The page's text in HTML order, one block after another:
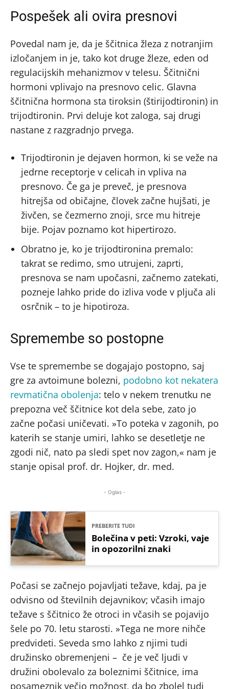
Pospešek ali ovira presnovi
Povedal nam je, da je ščitnica žleza z notranjim
izločanjem in je, tako kot druge žleze, eden od
regulacijskih mehanizmov v telesu. Ščitnični
hormoni vplivajo na presnovo celic. Glavna
ščitnična hormona sta tiroksin (štirijodtironin) in
trijodtironin. Prvi deluje kot zaloga, saj drugi
nastane z razgradnjo prvega.
Trijodtironin je dejaven hormon, ki se veže na
jedrne receptorje v celicah in vpliva na
presnovo. Če ga je preveč, je presnova
hitrejša od običajne, človek začne hujšati, je
živčen, se čezmerno znoji, srce mu hitreje
bije. Pojav poznamo kot hipertirozo.
Obratno je, ko je trijodtironina premalo:
takrat se redimo, smo utrujeni, zaprti,
presnova se nam upočasni, začnemo zatekati,
pozneje lahko pride do izliva vode v pljuča ali
osrčnik – to je hipotiroza.
Spremembe so postopne
Vse te spremembe se dogajajo postopno, saj
gre za avtoimune bolezni, podobno kot nekatera
revmatična obolenja: telo v nekem trenutku ne
prepozna več ščitnice kot dela sebe, zato jo
začne počasi uničevati. »To poteka v zagonih, po
katerih se stanje umiri, lahko se desetletje ne
zgodi nič, nato pa sledi spet nov zagon,« nam je
stanje opisal prof. dr. Hojker, dr. med.
- Oglas -
PREBERITE TUDI
Bolečina v peti: Vzroki, vaje
in opozorilni znaki
Počasi se začnejo pojavljati težave, kdaj, pa je
odvisno od številnih dejavnikov; včasih imajo
težave s ščitnico že otroci in včasih se pojavijo
šele po 70. letu starosti. »Tega ne more nihče
predvideti. Seveda smo lahko z njimi tudi
družinsko obremenjeni – če je več ljudi v
družini obolevalo za boleznimi ščitnice, ima
posameznik večjo možnost, da bo zbolel tudi